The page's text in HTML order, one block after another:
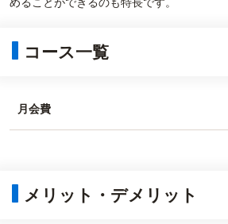
コース一覧
月会費
メリット・デメリット